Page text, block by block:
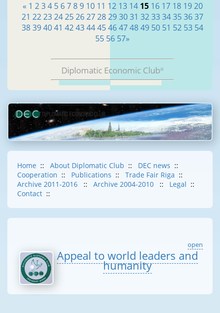
« 1 2 3 4 5 6 7 8 9 10 11 12 13 14 15 16 17 18 19 20
21 22232425262728293031 323334353637
38394041 4243444546474849 50 51 52 53 54
55 56 57»
Diplomatic Economic Club®
Home :: About Diplomatic Club :: DEC news ::
Cooperation :: Publications :: Trade Fair Riga ::
Archive 2011-2016
:: Archive 2004-2010 :: Legal ::
Contact ::
open
Appeal to world leaders and
humanity